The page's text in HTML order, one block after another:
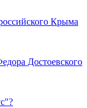
Крыма
Достоевского